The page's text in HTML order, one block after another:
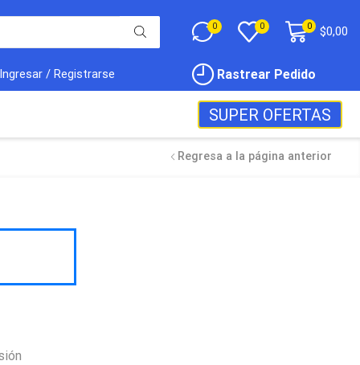
0 0 0 $0,00
Ingresar / Registrarse Rastrear Pedido
SUPER OFERTAS
Regresa a la página anterior